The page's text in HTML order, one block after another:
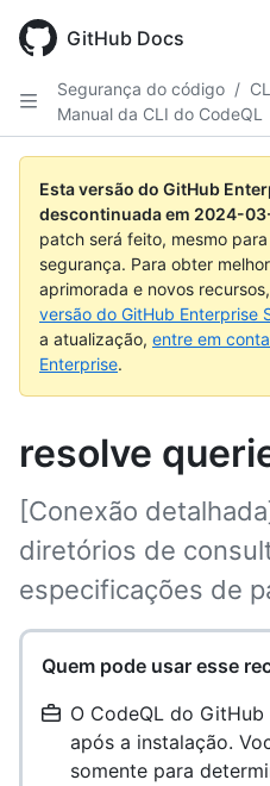
main
GitHub Docs
Segurança do código /
Manual da CLI do CodeQL
Esta versão do GitHub
descontinuada em 2024-
patch será feito, mesmo
segurança. Para obter
aprimorada e novos recursos,
versão do GitHub Enterprise
a atualização, entre em
Enterprise.
resolve
[Conexão
diretórios de
especificações de
Quem pode usar esse
O CodeQL do
após a instalação.
somente para